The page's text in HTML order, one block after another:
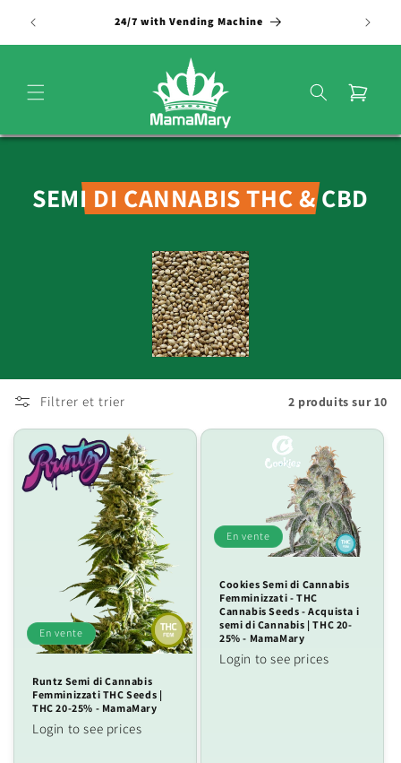
passer
24/7 with Vending Machine
Panier
C
t
i
o
n
SEMI DI CANNABIS THC & CBD
Filtrer et trier 2 produits sur 10
En vente
Runtz Semi di Cannabis
Femminizzati THC Seeds |
THC 20-25% - MamaMary
Login to see prices
En vente
Cookies Semi di Cannabis
Femminizzati - THC
Cannabis Seeds - Acquista i
semi di Cannabis | THC 20-
25% - MamaMary
Login to see prices